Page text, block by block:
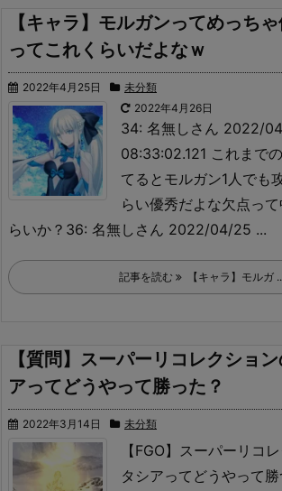
【キャラ】モルガンってめっち
ってこれくらいだよなｗ
2022年4月25日 未分類
2022年4月26日
34: 名無しさん 2022/
08:33:02.121 これまで
てるとモルガン1人でも
らい優秀だよな欠点っ
らいか？36: 名無しさん 2022/04/25 ...
記事を読む 【キャラ】モルガ
【質問】スーパーリコレクショ
アってどうやって勝った？
2022年3月14日 未分類
【FGO】スーパーリコ
タシアってどうやって